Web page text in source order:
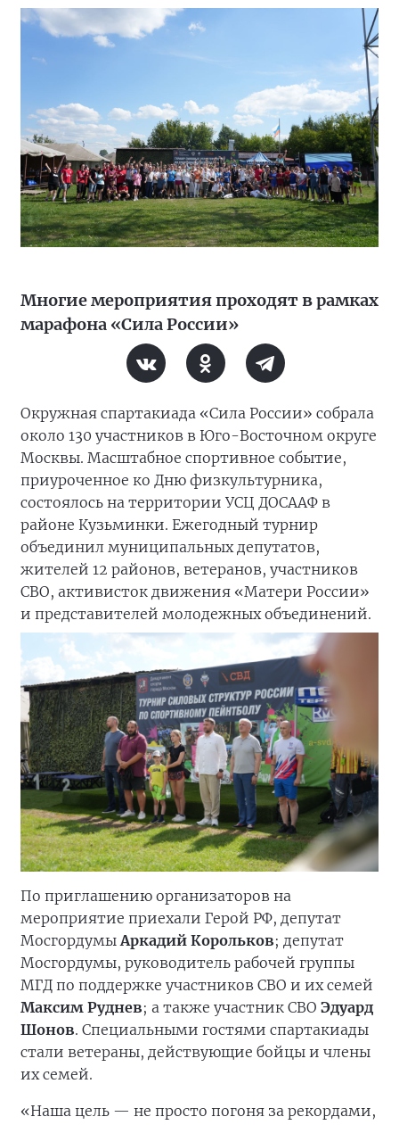
Многие мероприятия проходят в рамках
марафона «Сила России»
Окружная спартакиада «Сила России» собрала
около 130 участников в Юго-Восточном округе
Москвы. Масштабное спортивное событие,
приуроченное ко Дню физкультурника,
состоялось на территории УСЦ ДОСААФ в
районе Кузьминки. Ежегодный турнир
объединил муниципальных депутатов,
жителей 12 районов, ветеранов, участников
СВО, активисток движения «Матери России»
и представителей молодежных объединений.
По приглашению организаторов на
мероприятие приехали Герой РФ, депутат
МосгордумыАркадий Корольков; депутат
Мосгордумы, руководитель рабочей группы
МГД по поддержке участников СВО и их семей
Максим Руднев; а также участник СВО Эдуард
Шонов. Специальными гостями спартакиады
стали ветераны, действующие бойцы и члены
их семей.
«Наша цель — не просто погоня за рекордами,